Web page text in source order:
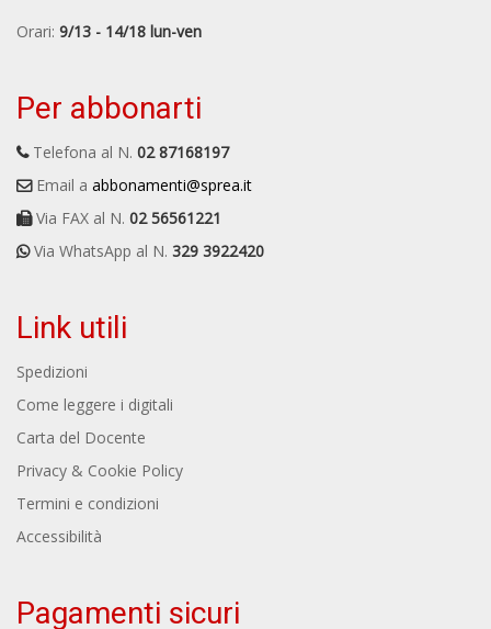
Orari: 9/13 - 14/18 lun-ven
Per abbonarti
Telefona al N. 02 87168197
Email a abbonamenti@sprea.it
Via FAX al N. 02 56561221
Via WhatsApp al N. 329 3922420
Link utili
Spedizioni
Come leggere i digitali
Carta del Docente
Privacy & Cookie Policy
Termini e condizioni
Accessibilità
Pagamenti sicuri